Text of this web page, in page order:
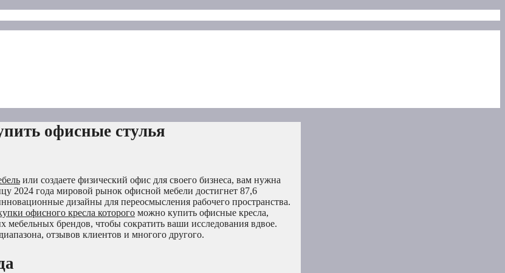
офисные стулья
или создаете физический офис для своего бизнеса, вам нужна
2024 года мировой рынок офисной мебели достигнет 87,6
дизайны для переосмысления рабочего пространства.
офисного кресла которого можно купить офисные кресла,
брендов, чтобы сократить ваши исследования вдвое.
отзывов клиентов и многого другого.